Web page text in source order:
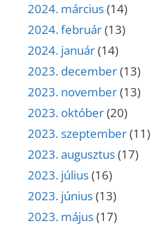
2024. március(14)
2024. február(13)
2024. január(14)
2023. december(13)
2023. november(13)
2023. október(20)
2023. szeptember(11)
2023. augusztus(17)
2023. július(16)
2023. június(13)
2023. május(17)